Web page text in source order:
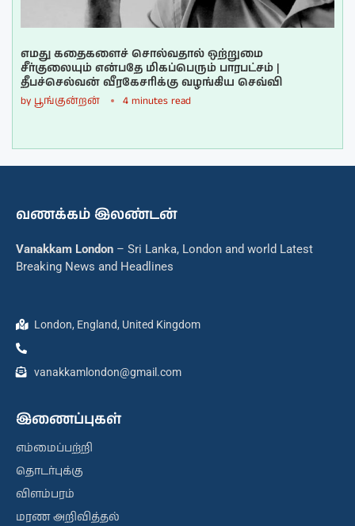
எமது கதைகளைச் சொல்வதால் ஒற்றுமை
சீர்குலையும் என்பதே மிகப்பெரும் பாரபட்சம் |
தீபச்செல்வன் வீரகேசரிக்கு வழங்கிய செவ்வி
by பூங்குன்றன் 4 minutes read
வணக்கம் இலண்டன்
Vanakkam London – Sri Lanka, London and world Latest
Breaking News and Headlines
London, England, United Kingdom
vanakkamlondon@gmail.com
இணைப்புகள்
எம்மைப்பற்றி
தொடர்புக்கு
விளம்பரம்
மரண அறிவித்தல்